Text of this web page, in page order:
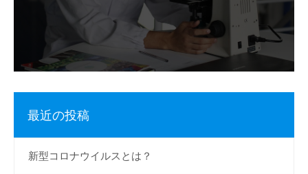
ョ
ン
最近の投稿
新型コロナウイルスとは？